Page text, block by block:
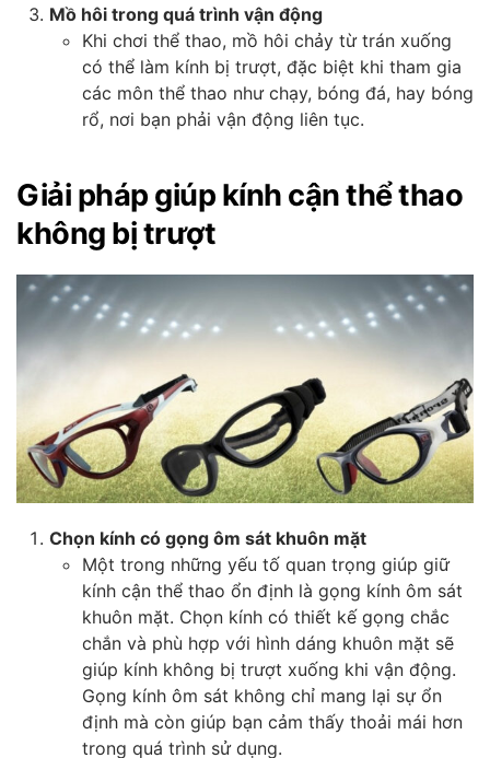
Mồ hôi trong quá trình vận động
Khi chơi thể thao, mồ hôi chảy từ trán xuống
có thể làm kính bị trượt, đặc biệt khi tham gia
các môn thể thao như chạy, bóng đá, hay bóng
rổ, nơi bạn phải vận động liên tục.
Giải pháp giúp kính cận thể thao
không bị trượt
Chọn kính có gọng ôm sát khuôn mặt
Một trong những yếu tố quan trọng giúp giữ
kính cận thể thao ổn định là gọng kính ôm sát
khuôn mặt. Chọn kính có thiết kế gọng chắc
chắn và phù hợp với hình dáng khuôn mặt sẽ
giúp kính không bị trượt xuống khi vận động.
Gọng kính ôm sát không chỉ mang lại sự ổn
định mà còn giúp bạn cảm thấy thoải mái hơn
trong quá trình sử dụng.